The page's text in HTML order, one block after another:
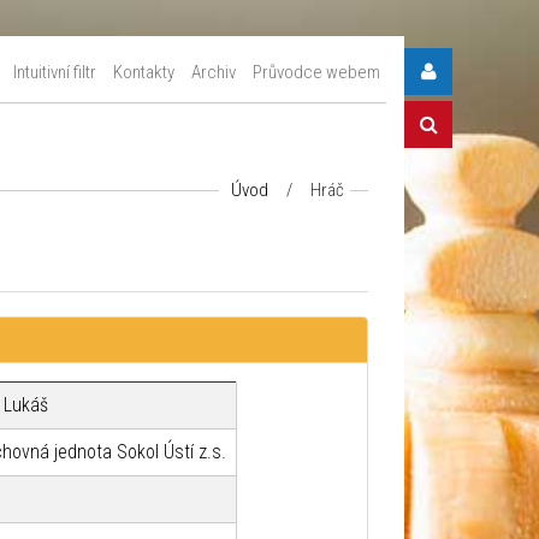
Intuitivní filtr Kontakty Archiv Průvodce webem
Úvod / Hráč
jednota Sokol Ústí z.s.